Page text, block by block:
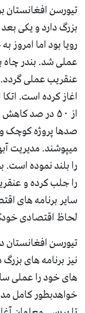
تیورسن افغانستان
بزرگ دارد و یکی
رویا بود اما
عنقریب عملی گردد.
اغاز کرده است.
از ۵۰ در صد
صدها پروژه کوچک
میپوشند. مدیریت
را بلند نموده
را جلب کرده و
سایر برنامه های
لحاظ اقتصادی
تیورسن
نیز برنامه های
های خود را عملی
خواهدبطور کامل